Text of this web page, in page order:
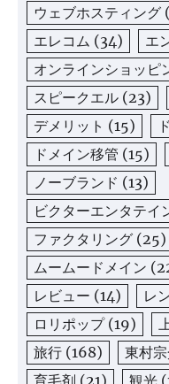
ウェブホスティング
エレコム (34) エ
オンラインショッピ
スピークエル (23)
デメリット (15)
ドメイン移管 (15)
ノーブランド (13)
ビクターエンタテイ
ファクタリング (25)
ムームードメイン
レビュー (14) レ
ロリポップ(19)
旅行 (168) 東村